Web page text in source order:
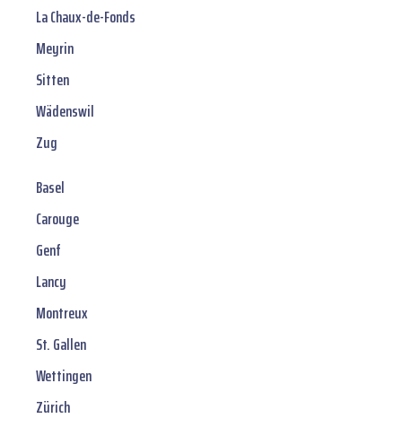
La Chaux-de-Fonds
Meyrin
Sitten
Wädenswil
Zug
Basel
Carouge
Genf
Lancy
Montreux
St. Gallen
Wettingen
Zürich